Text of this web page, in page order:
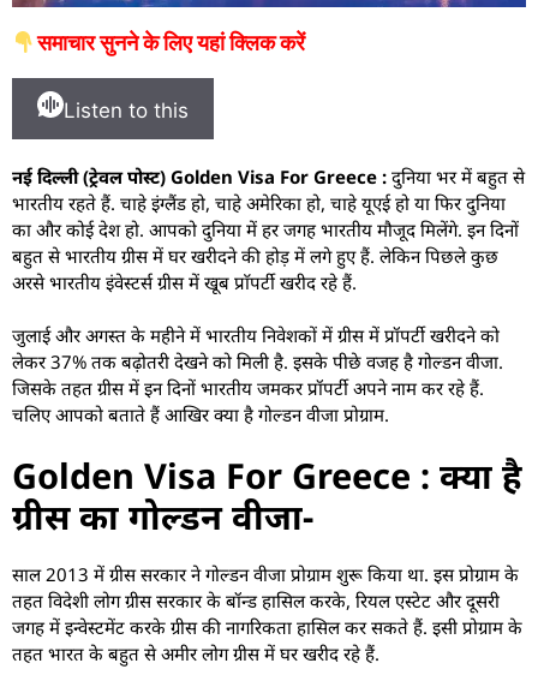
समाचार सुनने के लिए यहां क्लिक करें
Listen to this
नई दिल्ली (ट्रेवल पोस्ट) Golden Visa For Greece : दुनिया भर में बहुत से
भारतीय रहते हैं. चाहे इंग्लैंड हो, चाहे अमेरिका हो, चाहे यूएई हो या फिर दुनिया
का और कोई देश हो. आपको दुनिया में हर जगह भारतीय मौजूद मिलेंगे. इन दिनों
बहुत से भारतीय ग्रीस में घर खरीदने की होड़ में लगे हुए हैं. लेकिन पिछले कुछ
अरसे भारतीय इंवेस्टर्स ग्रीस में खूब प्राॅपर्टी खरीद रहे हैं.
जुलाई और अगस्त के महीने में भारतीय निवेशकों में ग्रीस में प्रॉपर्टी खरीदने को
लेकर 37% तक बढ़ोतरी देखने को मिली है. इसके पीछे वजह है गोल्डन वीजा.
जिसके तहत ग्रीस में इन दिनों भारतीय जमकर प्रॉपर्टी अपने नाम कर रहे हैं.
चलिए आपको बताते हैं आखिर क्या है गोल्डन वीजा प्रोग्राम.
Golden Visa For Greece : क्या है
ग्रीस का गोल्डन वीजा-
साल 2013 में ग्रीस सरकार ने गोल्डन वीजा प्रोग्राम शुरू किया था. इस प्रोग्राम के
तहत विदेशी लोग ग्रीस सरकार के बॉन्ड हासिल करके, रियल एस्टेट और दूसरी
जगह में इन्वेस्टमेंट करके ग्रीस की नागरिकता हासिल कर सकते हैं. इसी प्रोग्राम के
तहत भारत के बहुत से अमीर लोग ग्रीस में घर खरीद रहे हैं.